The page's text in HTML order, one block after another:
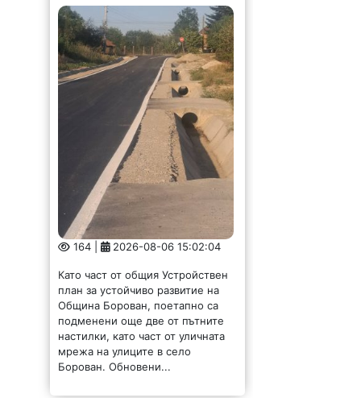
164 | 2026-08-06 15:02:04
Като част от общия Устройствен
план за устойчиво развитие на
Община Борован, поетапно са
подменени още две от пътните
настилки, като част от уличната
мрежа на улиците в село
Борован. Обновени...